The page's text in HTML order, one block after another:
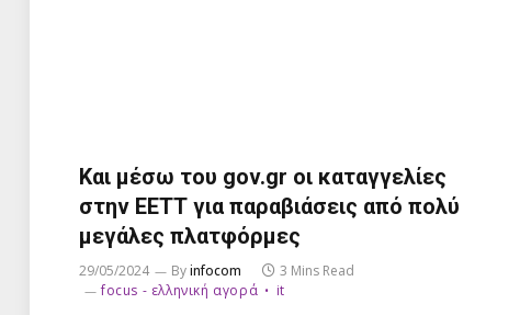
Και μέσω του gov.gr οι καταγγελίες
στην ΕΕΤΤ για παραβιάσεις από πολύ
μεγάλες πλατφόρμες
29/05/2024 Byinfocom
3 Mins Read
focus - ελληνική αγορά
it